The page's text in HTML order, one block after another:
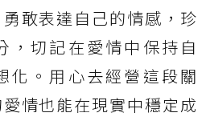
敢表達自己的情感，珍
，切記在愛情中保持自
化。用心去經營這段關
情也能在現實中穩定成